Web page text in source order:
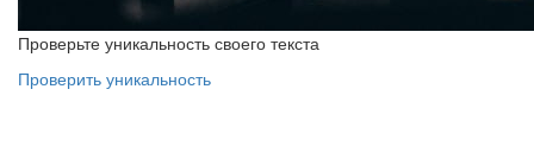
Проверьте уникальность своего текста
Проверить уникальность